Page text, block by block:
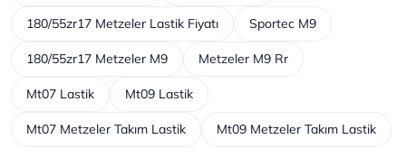
180/55zr17 Metzeler Lastik Fiyatı Sportec M9
180/55zr17 Metzeler M9 Metzeler M9 Rr
Mt07 Lastik Mt09 Lastik
Mt07 Metzeler Takım Lastik Mt09 Metzeler Takım Lastik